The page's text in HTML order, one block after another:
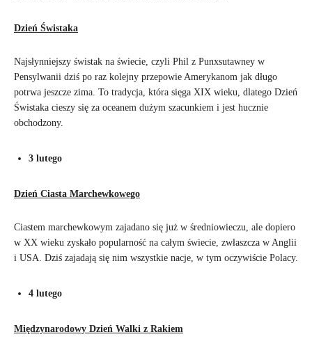
Dzień Świstaka
Najsłynniejszy świstak na świecie, czyli Phil z Punxsutawney w
Pensylwanii dziś po raz kolejny przepowie Amerykanom jak długo
potrwa jeszcze zima. To tradycja, która sięga XIX wieku, dlatego Dzień
Świstaka cieszy się za oceanem dużym szacunkiem i jest hucznie
obchodzony.
3 lutego
Dzień Ciasta Marchewkowego
Ciastem marchewkowym zajadano się już w średniowieczu, ale dopiero
w XX wieku zyskało popularność na całym świecie, zwłaszcza w Anglii
i USA. Dziś zajadają się nim wszystkie nacje, w tym oczywiście Polacy.
4 lutego
Międzynarodowy Dzień Walki z Rakiem